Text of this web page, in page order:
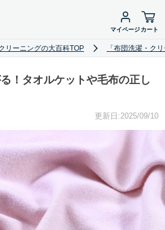
マイページカート
リーニングの大百科TOP 「布団洗濯・ク
！タオルケットや毛布の正し
更新日:2025/09/10